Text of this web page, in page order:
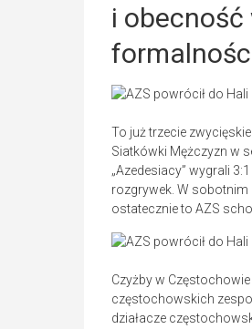
i obecność
To już trzecie
Siatkówki Mężczyzn w
„Azedesiacy” wygrali
rozgrywek. W
ostatecznie to AZS
Czyżby w
częstochowskich
działacze